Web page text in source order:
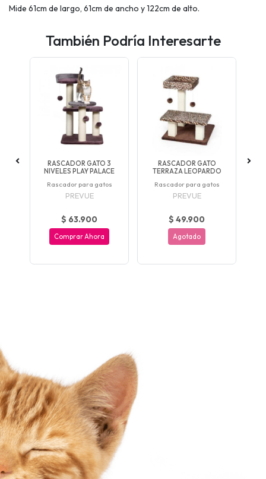
Mide 61cm de largo, 61cm de ancho y 122cm de alto.
También Podría Interesarte
RASCADOR GATO 3
NIVELES PLAY PALACE
Rascador para gatos
PREVUE
$ 63.900
Comprar Ahora
RASCADOR GATO
TERRAZA LEOPARDO
Rascador para gatos
PREVUE
$ 49.900
Agotado